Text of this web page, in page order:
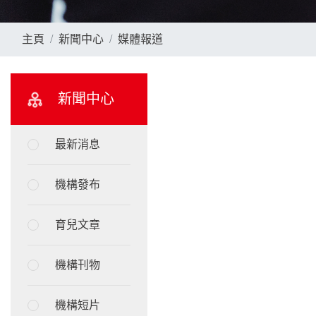
主頁 新聞中心 媒體報道
新聞中心
最新消息
機構發布
育兒文章
機構刊物
機構短片